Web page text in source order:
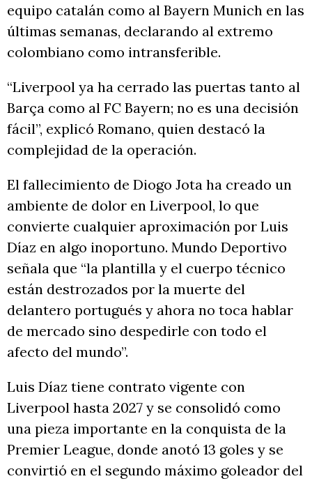
equipo catalán como al Bayern Munich en las
últimas semanas, declarando al extremo
colombiano como intransferible.
“Liverpool ya ha cerrado las puertas tanto al
Barça como al FC Bayern; no es una decisión
fácil”, explicó Romano, quien destacó la
complejidad de la operación.
El fallecimiento de Diogo Jota ha creado un
ambiente de dolor en Liverpool, lo que
convierte cualquier aproximación por Luis
Díaz en algo inoportuno. Mundo Deportivo
señala que “la plantilla y el cuerpo técnico
están destrozados por la muerte del
delantero portugués y ahora no toca hablar
de mercado sino despedirle con todo el
afecto del mundo”.
Luis Díaz tiene contrato vigente con
Liverpool hasta 2027 y se consolidó como
una pieza importante en la conquista de la
Premier League, donde anotó 13 goles y se
convirtió en el segundo máximo goleador del